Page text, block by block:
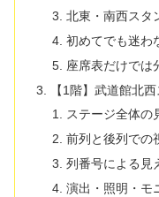
北東・南西スタ
初めてでも迷わ
座席表だけでは
【1階】武道館北
ステージ全体の
前列と後列での
列番号による見
演出・照明・モ